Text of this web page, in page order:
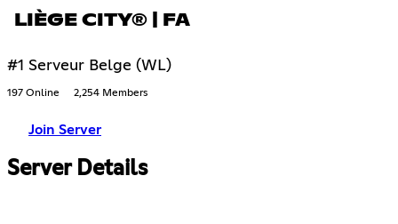
LIÈGE CITY® | FA
#1 Serveur Belge (WL)
197 Online 2,254 Members
Join Server
Server Details